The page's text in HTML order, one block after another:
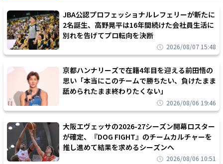
JBA公認プロフェッショナルレフェリーが新たに
2名誕生、高野晃平は16年間続けた会社員生活に
別れを告げてプロ転向を決断
2026/08/07 15:48
京都ハンナリーズで在籍4年目を迎える前田悟の
思い「本当にこのチームで勝ちたい、負けたまま
舐められたまま終わりたくない」
2026/08/06 19:46
大阪エヴェッサの2026-27シーズン開幕ロスター
が確定、『DOG FIGHT』のチームカルチャーを
推し進めて結果を求めるシーズンへ
2026/08/06 10:51